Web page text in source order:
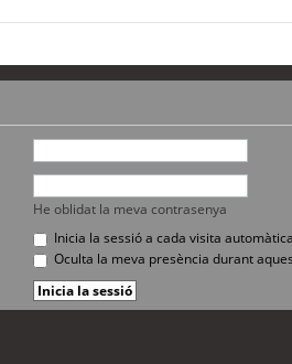
He oblidat la meva contrasenya
Inicia la sessió a cada visita
Oculta la meva presència durant